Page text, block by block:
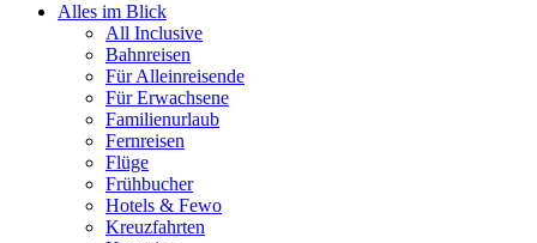
Alles im Blick
All Inclusive
Bahnreisen
Für Alleinreisende
Für Erwachsene
Familienurlaub
Fernreisen
Flüge
Frühbucher
Hotels & Fewo
Kreuzfahrten